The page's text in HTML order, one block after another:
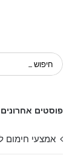
חיפוש...
פוסטים אחרונים
אמצעי חימום